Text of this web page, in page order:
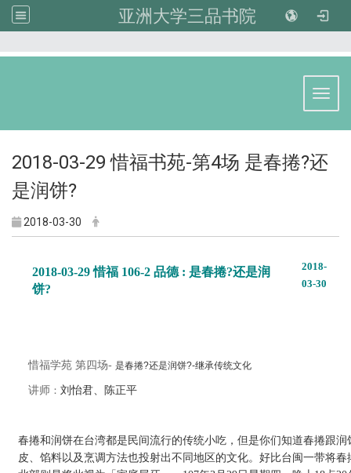
亚洲大学三品书院
2018-03-29 惜福书苑-第4场 是春捲?还
是润饼?
2018-03-30
2018-03-29 惜福 106-2 品德 : 是春捲?还是润
饼?
2018-
03-30
惜福学苑 第四场- 是春捲?还是润饼?-继承传统文化
讲师 ： 刘怡君、陈正平
春捲和润饼在台湾都是民间流行的传统小吃，但是你们知道春捲跟
皮、馅料以及烹调方法也投射出不同地区的文化。好比台闽一带将